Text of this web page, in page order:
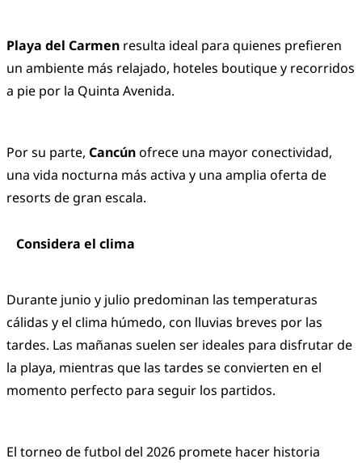
Playa del Carmen resulta ideal para quienes prefieren
un ambiente más relajado, hoteles boutique y recorridos
a pie por la Quinta Avenida.
Por su parte, Cancúnofrece una mayor conectividad,
una vida nocturna más activa y una amplia oferta de
resorts de gran escala.
Considera el clima
Durante junio y julio predominan las temperaturas
cálidas y el clima húmedo, con lluvias breves por las
tardes. Las mañanas suelen ser ideales para disfrutar de
la playa, mientras que las tardes se convierten en el
momento perfecto para seguir los partidos.
El torneo de futbol del 2026 promete hacer historia